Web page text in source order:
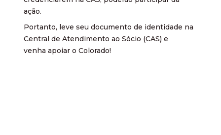
ação.
Portanto, leve seu documento de identidade na
Central de Atendimento ao Sócio (CAS) e
venha apoiar o Colorado!